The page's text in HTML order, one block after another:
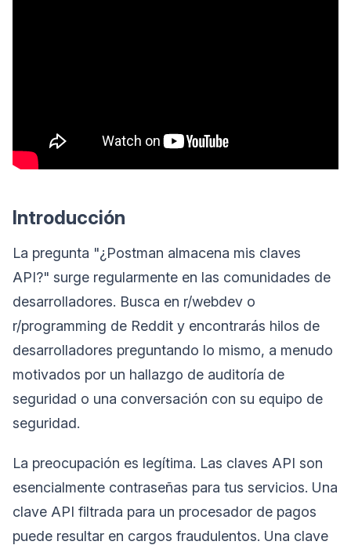
Introducción
La pregunta "¿Postman almacena mis claves
API?" surge regularmente en las comunidades de
desarrolladores. Busca en r/webdev o
r/programming de Reddit y encontrarás hilos de
desarrolladores preguntando lo mismo, a menudo
motivados por un hallazgo de auditoría de
seguridad o una conversación con su equipo de
seguridad.
La preocupación es legítima. Las claves API son
esencialmente contraseñas para tus servicios. Una
clave API filtrada para un procesador de pagos
puede resultar en cargos fraudulentos. Una clave